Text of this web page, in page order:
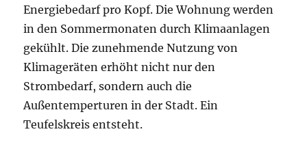
Energiebedarf pro Kopf. Die Wohnung werden
in den Sommermonaten durch Klimaanlagen
gekühlt. Die zunehmende Nutzung von
Klimageräten erhöht nicht nur den
Strombedarf, sondern auch die
Außentemperturen in der Stadt. Ein
Teufelskreis entsteht.